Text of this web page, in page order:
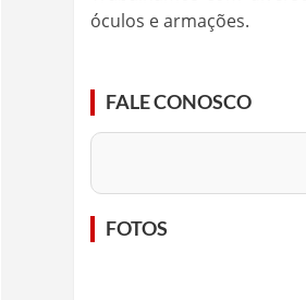
óculos e armações.
FALE CONOSCO
FOTOS